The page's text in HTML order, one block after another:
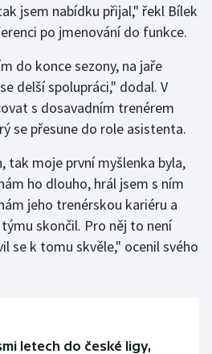
jsem nabídku přijal," řekl Bílek
po jmenování do funkce.
do konce sezony, na jaře
delší spolupráci," dodal. V
s dosavadním trenérem
se přesune do role asistenta.
tak moje první myšlenka byla,
ho dlouho, hrál jsem s ním
jeho trenérskou kariéru a
skončil. Pro něj to není
se k tomu skvěle," ocenil svého
letech do české ligy,